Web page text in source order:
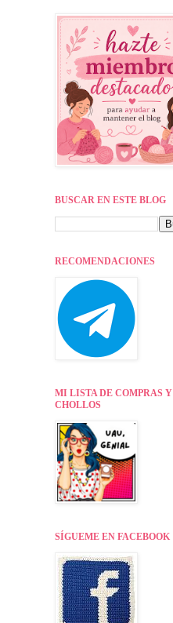
BUSCAR EN ESTE BLOG
RECOMENDACIONES
MI LISTA DE COMPRAS Y
CHOLLOS
SÍGUEME EN FACEBOOK